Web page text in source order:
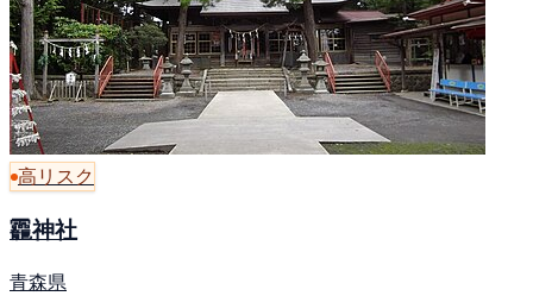
高リスク
龗神社
青森県